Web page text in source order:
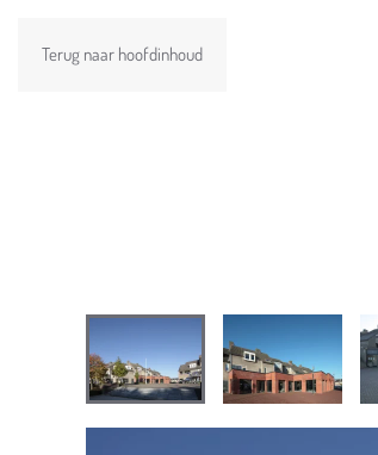
Terug naar hoofdinhoud